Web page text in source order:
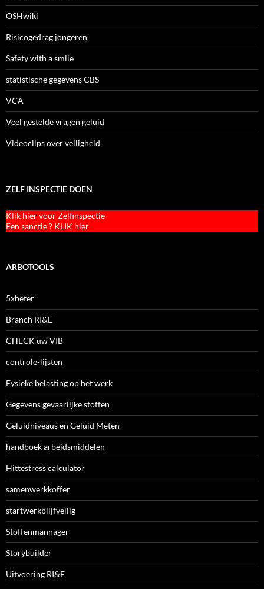
OSHwiki
Risicogedrag jongeren
Safety with a smile
statistische gegevens CBS
VCA
Veel gestelde vragen geluid
Videoclips over veiligheid
ZELF INSPECTIE DOEN
Klik hier voor Zelfinspectie
Een sanctie ? KLIK hier
ARBOTOOLS
5xbeter
Branch RI&E
CHECK uw VIB
controle-lijsten
Fysieke belasting op het werk
Gegevens gevaarlijke stoffen
Geluidniveaus en Geluid Meten
handboek arbeidsmiddelen
Hittestress calculator
samenwerkkoffer
startwerkblijfveilig
Stoffenmannager
Storybuilder
Uitvoering RI&E